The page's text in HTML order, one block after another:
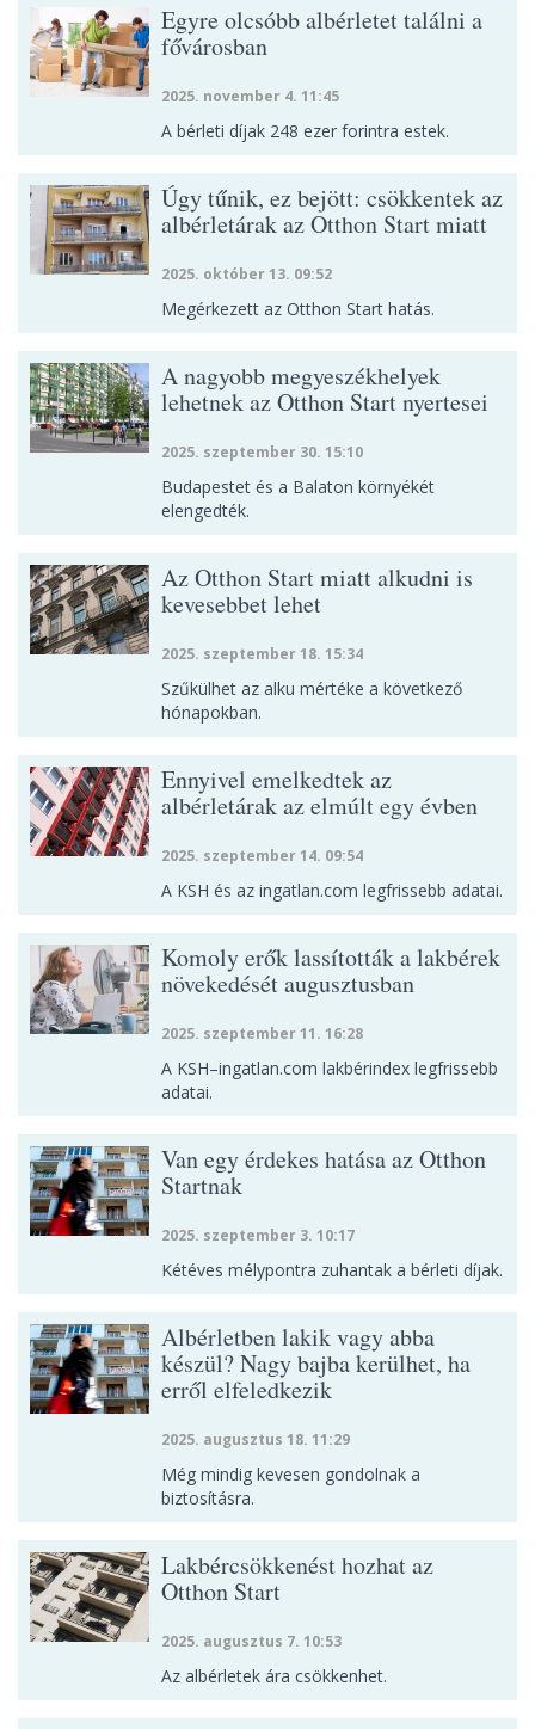
Egyre olcsóbb albérletet találni a
fővárosban
2025. november 4. 11:45
A bérleti díjak 248 ezer forintra estek.
Úgy tűnik, ez bejött: csökkentek az
albérletárak az Otthon Start miatt
2025. október 13. 09:52
Megérkezett az Otthon Start hatás.
A nagyobb megyeszékhelyek
lehetnek az Otthon Start nyertesei
2025. szeptember 30. 15:10
Budapestet és a Balaton környékét
elengedték.
Az Otthon Start miatt alkudni is
kevesebbet lehet
2025. szeptember 18. 15:34
Szűkülhet az alku mértéke a következő
hónapokban.
Ennyivel emelkedtek az
albérletárak az elmúlt egy évben
2025. szeptember 14. 09:54
A KSH és az ingatlan.com legfrissebb adatai.
Komoly erők lassították a lakbérek
növekedését augusztusban
2025. szeptember 11. 16:28
A KSH–ingatlan.com lakbérindex legfrissebb
adatai.
Van egy érdekes hatása az Otthon
Startnak
2025. szeptember 3. 10:17
Kétéves mélypontra zuhantak a bérleti díjak.
Albérletben lakik vagy abba
készül? Nagy bajba kerülhet, ha
erről elfeledkezik
2025. augusztus 18. 11:29
Még mindig kevesen gondolnak a
biztosításra.
Lakbércsökkenést hozhat az
Otthon Start
2025. augusztus 7. 10:53
Az albérletek ára csökkenhet.